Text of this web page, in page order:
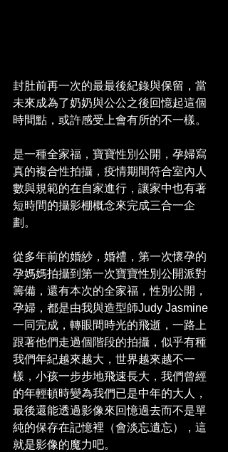
封肚前再一次的最最後紀錄與保留，當
未來成為了奶奶與公公之後回憶起這個
時間點，或許感受上會有所的不一樣。
是一種全家福，寶寶性別公開，孕婦寫
真的複合性拍攝，疫情期間符合室內人
數與規範的在自家進行，讓家中也有著
短時間的攝影棚概念來完成三合一企
劃。
從多年前的婚紗，婚禮，第一次懷孕的
孕媽媽拍攝到第一次寶寶性別公開派對
籌備，還有本次的全家福，性別公開，
孕婦，都是由我與造型師Judy Jasmine
一同完成，轉眼間時光的飛逝，一路上
跟著他們走過個階段的拍攝，似乎有種
我們年紀越來越大，世界越來越不一
樣，小孩一步步地飛速長大，我們曾經
的年輕頓時變為我們已是中年的大人，
最後還能透過影像來回憶過去而不是單
純的保存在記憶裡（會淡忘遺忘），這
就是影像的魔力吧。